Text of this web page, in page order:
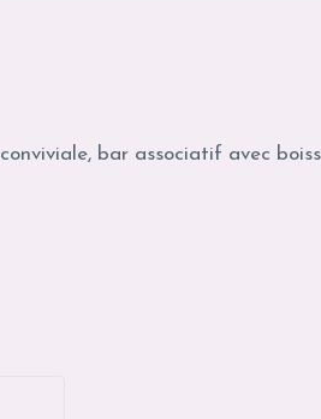
bar associatif avec